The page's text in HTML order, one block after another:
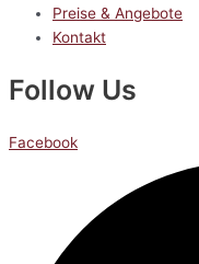
Preise & Angebote
Kontakt
Follow Us
Facebook